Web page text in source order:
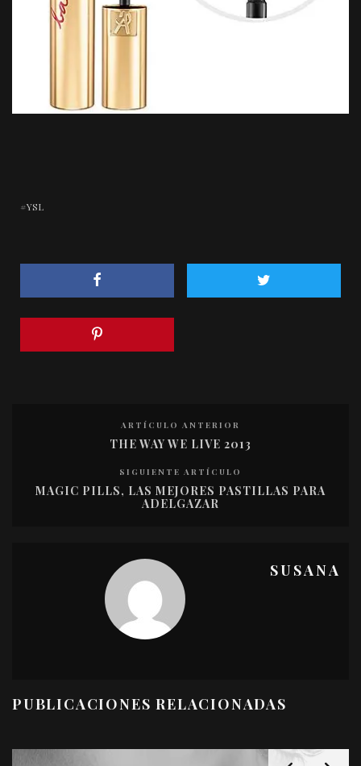
YSL
ARTÍCULO ANTERIOR
THE WAY WE LIVE 2013
SIGUIENTE ARTÍCULO
MAGIC PILLS, LAS MEJORES PASTILLAS PARA
ADELGAZAR
SUSANA
PUBLICACIONES RELACIONADAS